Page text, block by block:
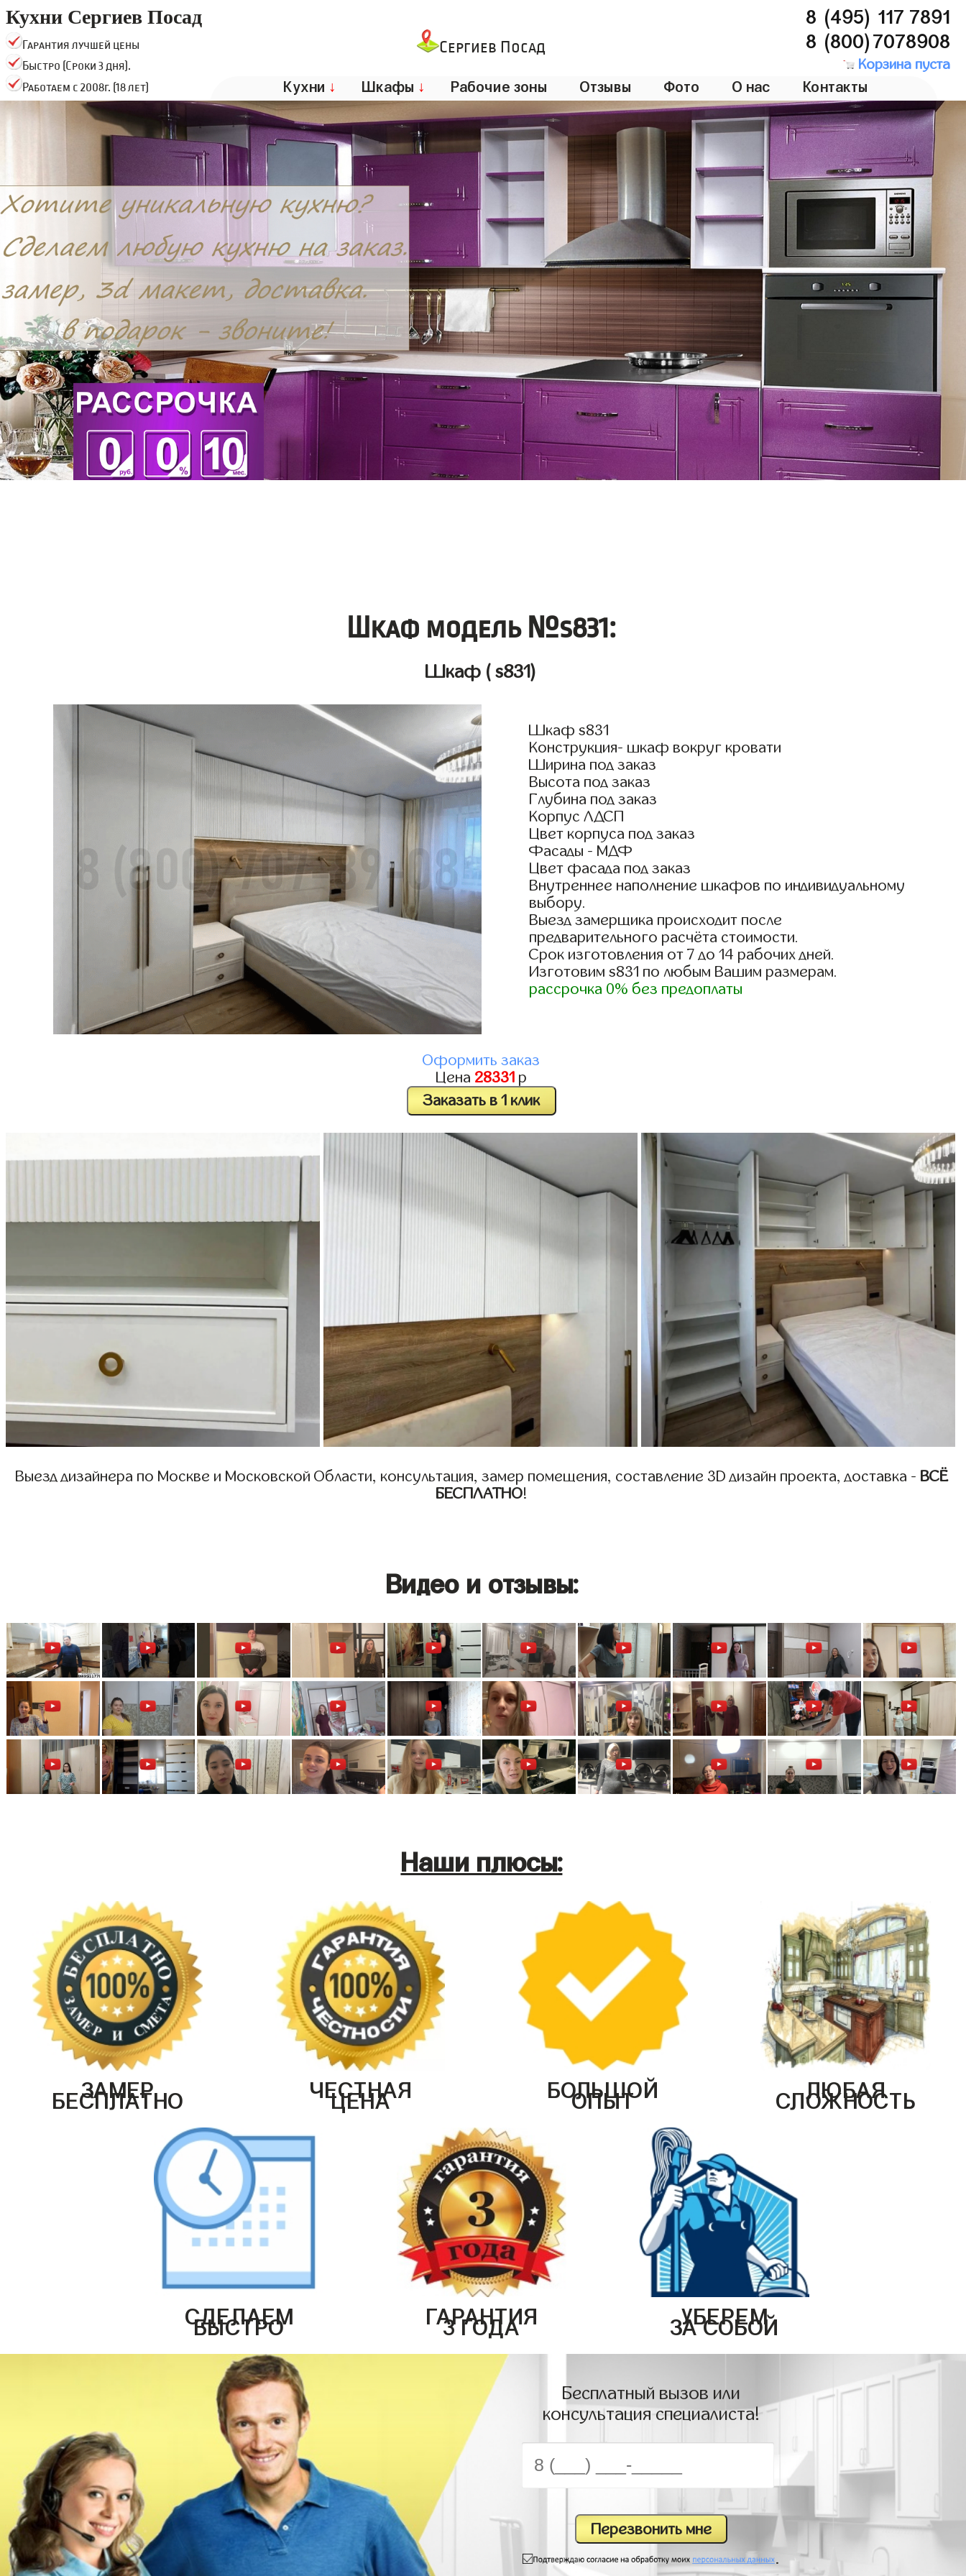
Кухни Сергиев Посад
Гарантия лучшей цены
Быстро (Сроки 3 дня).
Работаем с 2008г. (18 лет)
Сергиев Посад
8 (495) 117 7891
8 (800)7078908
Корзина пуста
Кухни ↓ Шкафы ↓ Рабочие зоны Отзывы Фото О нас Контакты
Шкаф модель №s831:
Шкаф ( s831)
Шкаф s831
Конструкция- шкаф вокруг кровати
Ширина под заказ
Высота под заказ
Глубина под заказ
Корпус ЛДСП
Цвет корпуса под заказ
Фасады - МДФ
Цвет фасада под заказ
Внутреннее наполнение шкафов по индивидуальному
выбору.
Выезд замерщика происходит после
предварительного расчёта стоимости.
Срок изготовления от 7 до 14 рабочих дней.
Изготовим s831 по любым Вашим размерам.
рассрочка 0% без предоплаты
Оформить заказ
Цена 28331 р
Заказать в 1 клик
Выезд дизайнера по Москве и Московской Области, консультация, замер помещения, составление 3D дизайн проекта, доставка - ВСЁ
БЕСПЛАТНО!
Видео и отзывы:
Наши плюсы:
ЗАМЕР
БЕСПЛАТНО ЧЕСТНАЯ
ЦЕНА БОЛЬШОЙ
ОПЫТ ЛЮБАЯ
СЛОЖНОСТЬ
СДЕЛАЕМ
БЫСТРО ГАРАНТИЯ
3 ГОДА УБЕРЕМ
ЗА СОБОЙ
Бесплатный вызов или
консультация специалиста!
.